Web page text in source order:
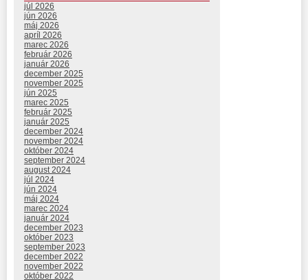
júl 2026
jún 2026
máj 2026
apríl 2026
marec 2026
február 2026
január 2026
december 2025
november 2025
jún 2025
marec 2025
február 2025
január 2025
december 2024
november 2024
október 2024
september 2024
august 2024
júl 2024
jún 2024
máj 2024
marec 2024
január 2024
december 2023
október 2023
september 2023
december 2022
november 2022
október 2022